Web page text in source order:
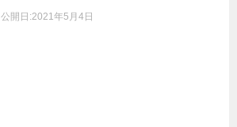
公開日:2021年5月4日